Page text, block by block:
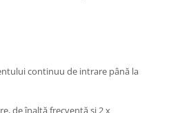
continuu de intrare până la
de înaltă frecvență și 2 x